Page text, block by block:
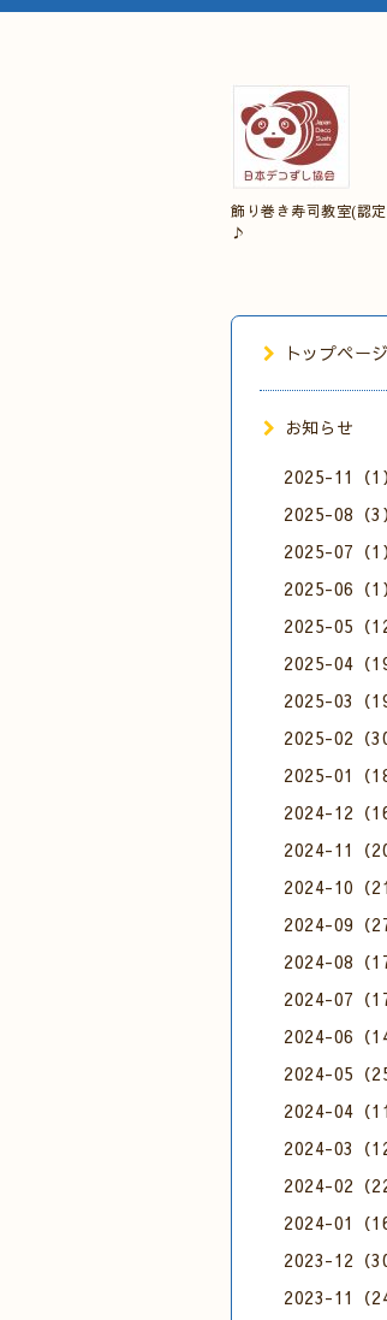
飾り巻き寿司教室(認
♪
トップページ
お知らせ
2025-11（1）
2025-08（3）
2025-07（1）
2025-06（1）
2025-05（12
2025-04（19
2025-03（19
2025-02（30
2025-01（18
2024-12（16
2024-11（20
2024-10（21
2024-09（27
2024-08（17
2024-07（17
2024-06（14
2024-05（25
2024-04（11
2024-03（12
2024-02（22
2024-01（16
2023-12（30
2023-11（24